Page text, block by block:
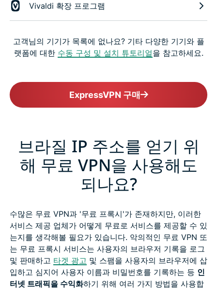
Vivaldi 확장 프로그램
고객님의 기기가 목록에 없나요? 기타 다양한 기기와 플
랫폼에 대한 수동 구성 및 설치 튜토리얼을 참고하세요.
ExpressVPN 구매
브라질 IP 주소를 얻기 위
해 무료 VPN을 사용해도
되나요?
수많은 무료 VPN과 '무료 프록시'가 존재하지만, 이러한
서비스 제공 업체가 어떻게 무료로 서비스를 제공할 수 있
는지를 생각해볼 필요가 있습니다. 악의적인 무료 VPN 또
는 무료 프록시 서비스는 사용자의 브라우저 기록을 로그
및 판매하고 타겟 광고 및 스팸을 사용자의 브라우저에 삽
입하고 심지어 사용자 이름과 비밀번호를 기록하는 등 인
터넷 트래픽을 수익화하기 위해 여러 가지 방법을 사용합